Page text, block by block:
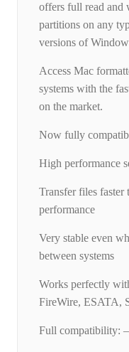
offers full read and
partitions on any
versions of
Access Mac
systems with the
on the market.
Now fully
High performance
Transfer files faster
performance
Very stable even
between systems
Works perfectly
FireWire, ESATA,
Full compatibility: –